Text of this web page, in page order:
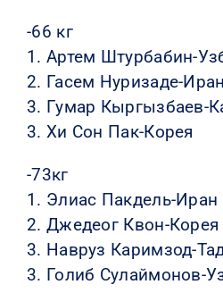
-66 кг
1. Артем Штурбабин-
2. Гасем Нуризаде-Иран
3. Гумар Кыргызбаев-
3. Хи Сон Пак-Корея
-73кг
1. Элиас Пакдель-Иран
2. Джедеог Квон-Корея
3. Навруз Каримзод-
3. Голиб Сулаймонов-